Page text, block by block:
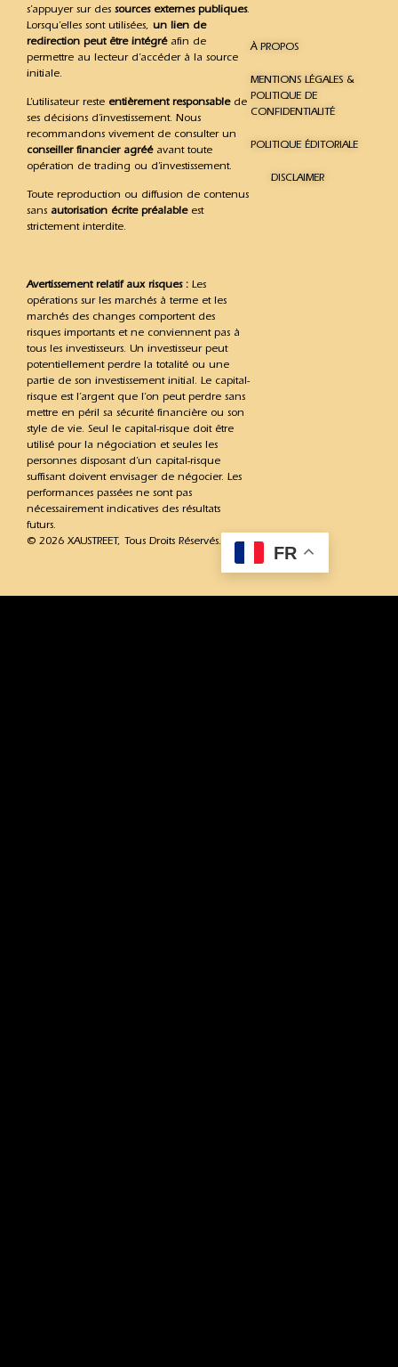
s’appuyer sur des sources externes publiques.
Lorsqu’elles sont utilisées, un lien de
redirection peut être intégréafin de
permettre au lecteur d’accéder à la source
initiale.
L’utilisateur reste entièrement responsablede
ses décisions d’investissement. Nous
recommandons vivement de consulter un
conseiller financier agrééavant toute
opération de trading ou d’investissement.
Toute reproduction ou diffusion de contenus
sans autorisation écrite préalableest
strictement interdite.
Avertissement relatif aux risques : Les
opérations sur les marchés à terme et les
marchés des changes comportent des
risques importants et ne conviennent pas à
tous les investisseurs. Un investisseur peut
potentiellement perdre la totalité ou une
partie de son investissement initial. Le capital-
risque est l’argent que l’on peut perdre sans
mettre en péril sa sécurité financière ou son
style de vie. Seul le capital-risque doit être
utilisé pour la négociation et seules les
personnes disposant d’un capital-risque
suffisant doivent envisager de négocier. Les
performances passées ne sont pas
nécessairement indicatives des résultats
futurs.
À PROPOS
MENTIONS LÉGALES &
POLITIQUE DE
CONFIDENTIALITÉ
POLITIQUE ÉDITORIALE
DISCLAIMER
© 2026 XAUSTREET, Tous Droits Réservés.
FR